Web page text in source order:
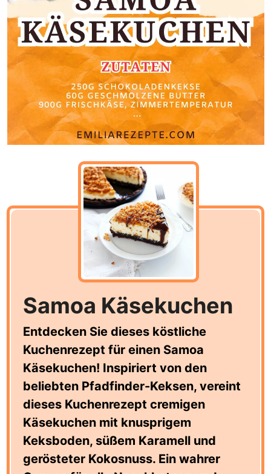
Samoa Käsekuchen
Entdecken Sie dieses köstliche
Kuchenrezept für einen Samoa
Käsekuchen! Inspiriert von den
beliebten Pfadfinder-Keksen, vereint
dieses Kuchenrezept cremigen
Käsekuchen mit knusprigem
Keksboden, süßem Karamell und
gerösteter Kokosnuss. Ein wahrer